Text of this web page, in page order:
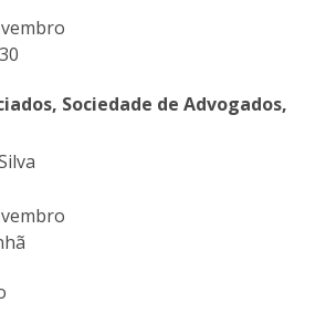
Sociedade de Advogados,